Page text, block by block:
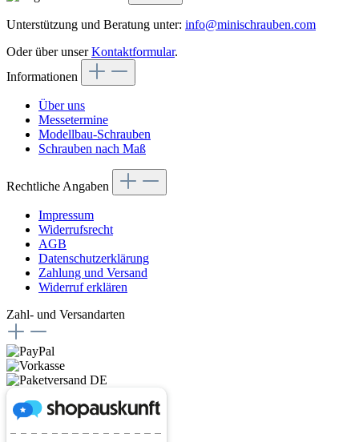
Unterstützung und Beratung unter: info@minischrauben.com
Oder über unserKontaktformular.
Informationen
Über uns
Messetermine
Modellbau-Schrauben
Schrauben nach Maß
Rechtliche Angaben
Impressum
Widerrufsrecht
AGB
Datenschutzerklärung
Zahlung und Versand
Widerruf erklären
Zahl- und Versandarten